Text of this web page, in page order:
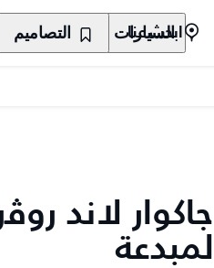
السيارات المالكون ابحث عنا التصاميم
لاند